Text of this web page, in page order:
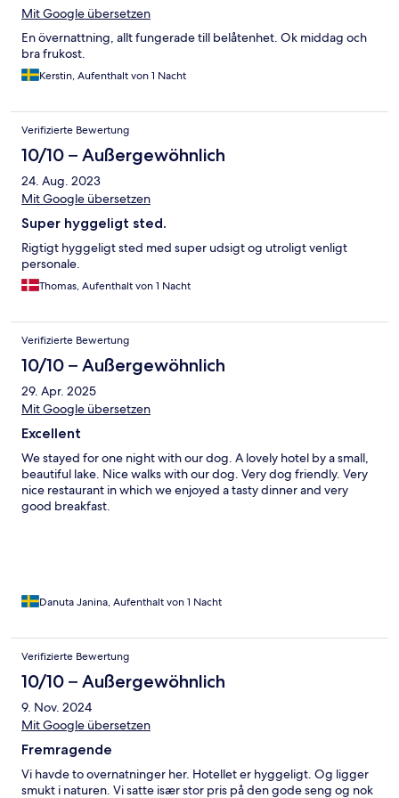
Mit Google übersetzen
En övernattning, allt fungerade till belåtenhet. Ok middag och
bra frukost.
Kerstin, Aufenthalt von 1 Nacht
Verifizierte Bewertung
10/10 – Außergewöhnlich
24. Aug. 2023
Mit Google übersetzen
Super hyggeligt sted.
Rigtigt hyggeligt sted med super udsigt og utroligt venligt
personale.
Thomas, Aufenthalt von 1 Nacht
Verifizierte Bewertung
10/10 – Außergewöhnlich
29. Apr. 2025
Mit Google übersetzen
Excellent
We stayed for one night with our dog. A lovely hotel by a small,
beautiful lake. Nice walks with our dog. Very dog friendly. Very
nice restaurant in which we enjoyed a tasty dinner and very
good breakfast.
Danuta Janina, Aufenthalt von 1 Nacht
Verifizierte Bewertung
10/10 – Außergewöhnlich
9. Nov. 2024
Mit Google übersetzen
Fremragende
Vi havde to overnatninger her. Hotellet er hyggeligt. Og ligger
smukt i naturen. Vi satte især stor pris på den gode seng og nok